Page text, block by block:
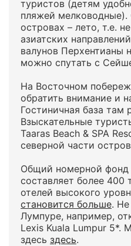
туристов (детям
пляжей мелководные).
островах – лето, т.е.
азиатских
валунов Перхентианы
можно спутать с
На Восточном
обратить внимание и
Гостиничная база там
Взыскательные
Taaras Beach & SPA
северной части
Общий номерной фонд
составляет более
отелей высокого
становится больше. Не
Лумпуре, например,
Lexis Kuala Lumpur 5*.
здесь здесь.